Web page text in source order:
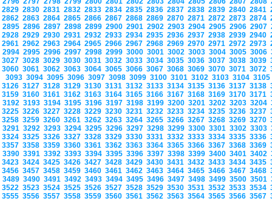
2829 2830 2831 2832 2833 2834 2835 2836 2837 2838 2839 2840 2841
2862 2863 2864 2865 2866 2867 2868 2869 2870 2871 2872 2873 2874
2895 2896 2897 2898 2899 2900 2901 2902 2903 2904 2905 2906 2907
2928 2929 2930 2931 2932 2933 2934 2935 2936 2937 2938 2939 2940
2961 2962 2963 2964 2965 2966 2967 2968 2969 2970 2971 2972 2973
2994 2995 2996 2997 2998 2999 3000 3001 3002 3003 3004 3005 3006
3027 3028 3029 3030 3031 3032 3033 3034 3035 3036 3037 3038 3039
3060 3061 3062 3063 3064 3065 3066 3067 3068 3069 3070 3071 3072
3093 3094 3095 3096 3097 3098 3099 3100 3101 3102 3103 3104
3126 3127 3128 3129 3130 3131 3132 3133 3134 3135 3136 3137 3138
3159 3160 3161 3162 3163 3164 3165 3166 3167 3168 3169 3170 3171
3192 3193 3194 3195 3196 3197 3198 3199 3200 3201 3202 3203 3204
3225 3226 3227 3228 3229 3230 3231 3232 3233 3234 3235 3236 3237
3258 3259 3260 3261 3262 3263 3264 3265 3266 3267 3268 3269 3270
3291 3292 3293 3294 3295 3296 3297 3298 3299 3300 3301 3302 3303
3324 3325 3326 3327 3328 3329 3330 3331 3332 3333 3334 3335 3336
3357 3358 3359 3360 3361 3362 3363 3364 3365 3366 3367 3368 3369
3390 3391 3392 3393 3394 3395 3396 3397 3398 3399 3400 3401 3402
3423 3424 3425 3426 3427 3428 3429 3430 3431 3432 3433 3434 3435
3456 3457 3458 3459 3460 3461 3462 3463 3464 3465 3466 3467 3468
3489 3490 3491 3492 3493 3494 3495 3496 3497 3498 3499 3500 3501
3522 3523 3524 3525 3526 3527 3528 3529 3530 3531 3532 3533 3534
3555 3556 3557 3558 3559 3560 3561 3562 3563 3564 3565 3566 3567